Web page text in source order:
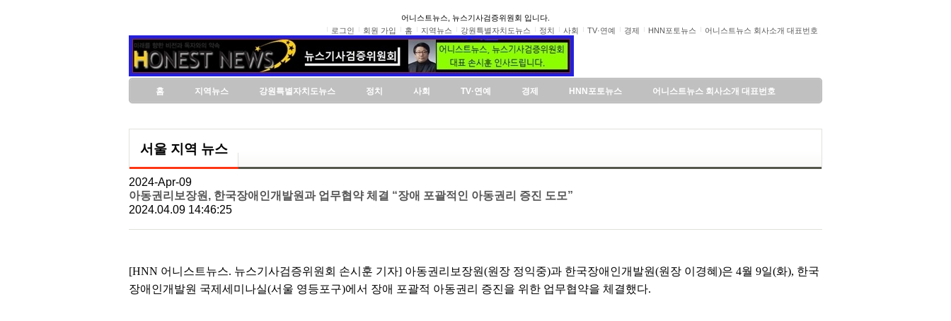
어니스트뉴스, 뉴스기사검증위원회 입니다.
로그인
회원 가입 홈 지역뉴스 강원특별자치도뉴스 정치 사회 TV·연예 경제 HNN포토뉴스 어니스트뉴스 회사소개 대표번호
홈 지역뉴스 강원특별자치도뉴스 정치 사회 TV·연예 경제 HNN포토뉴스 어니스트뉴스 회사소개 대표번호
서울 지역 뉴스
2024-Apr-09
아동권리보장원, 한국장애인개발원과 업무협약 체결 “장애 포괄적인 아동권리 증진 도모”
2024.04.09 14:46:25
[HNN 어니스트뉴스. 뉴스기사검증위원회 손시훈 기자] 아동권리보장원(원장 정익중)과 한국장애인개발원(원장 이경혜)은 4월 9일(화), 한국
장애인개발원 국제세미나실(서울 영등포구)에서 장애 포괄적 아동권리 증진을 위한 업무협약을 체결했다.